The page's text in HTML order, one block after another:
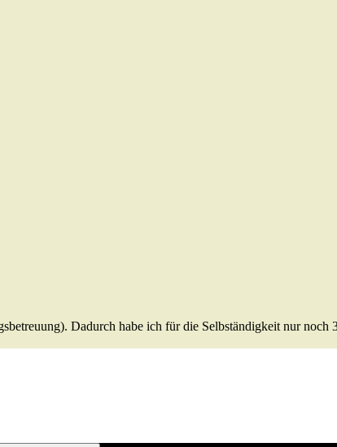
Dadurch habe ich für die Selbständigkeit nur noch